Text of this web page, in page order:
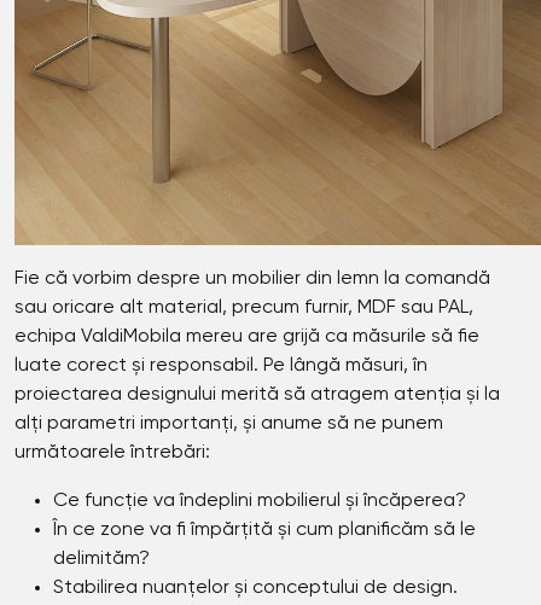
Fie că vorbim despre un mobilier din lemn la comandă
sau oricare alt material, precum furnir, MDF sau PAL,
echipa ValdiMobila mereu are grijă ca măsurile să fie
luate corect și responsabil. Pe lângă măsuri, în
proiectarea designului merită să atragem atenția și la
alți parametri importanți, și anume să ne punem
următoarele întrebări:
Ce funcție va îndeplini mobilierul și încăperea?
În ce zone va fi împărțită și cum planificăm să le
delimităm?
Stabilirea nuanțelor și conceptului de design.